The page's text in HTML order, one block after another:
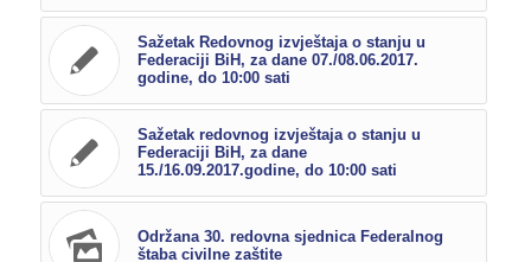
Sažetak Redovnog izvještaja o stanju u
Federaciji BiH, za dane 07./08.06.2017.
godine, do 10:00 sati
Sažetak redovnog izvještaja o stanju u
Federaciji BiH, za dane
15./16.09.2017.godine, do 10:00 sati
Održana 30. redovna sjednica Federalnog
štaba civilne zaštite